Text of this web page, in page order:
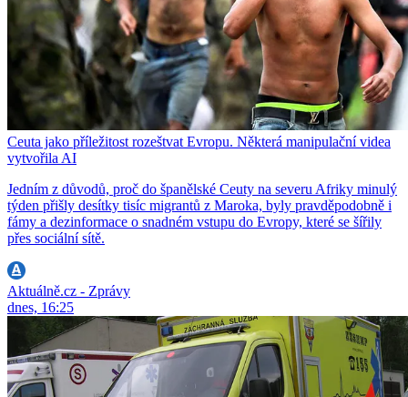
Ceuta jako příležitost rozeštvat Evropu. Některá manipulační videa
vytvořila AI
Jedním z důvodů, proč do španělské Ceuty na severu Afriky minulý
týden přišly desítky tisíc migrantů z Maroka, byly pravděpodobně i
fámy a dezinformace o snadném vstupu do Evropy, které se šířily
přes sociální sítě.
Aktuálně.cz - Zprávy
dnes, 16:25